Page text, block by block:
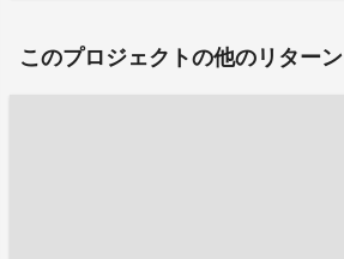
このプロジェクトの他のリターン